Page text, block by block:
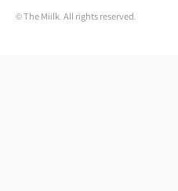
© The Miilk. All rights reserved.